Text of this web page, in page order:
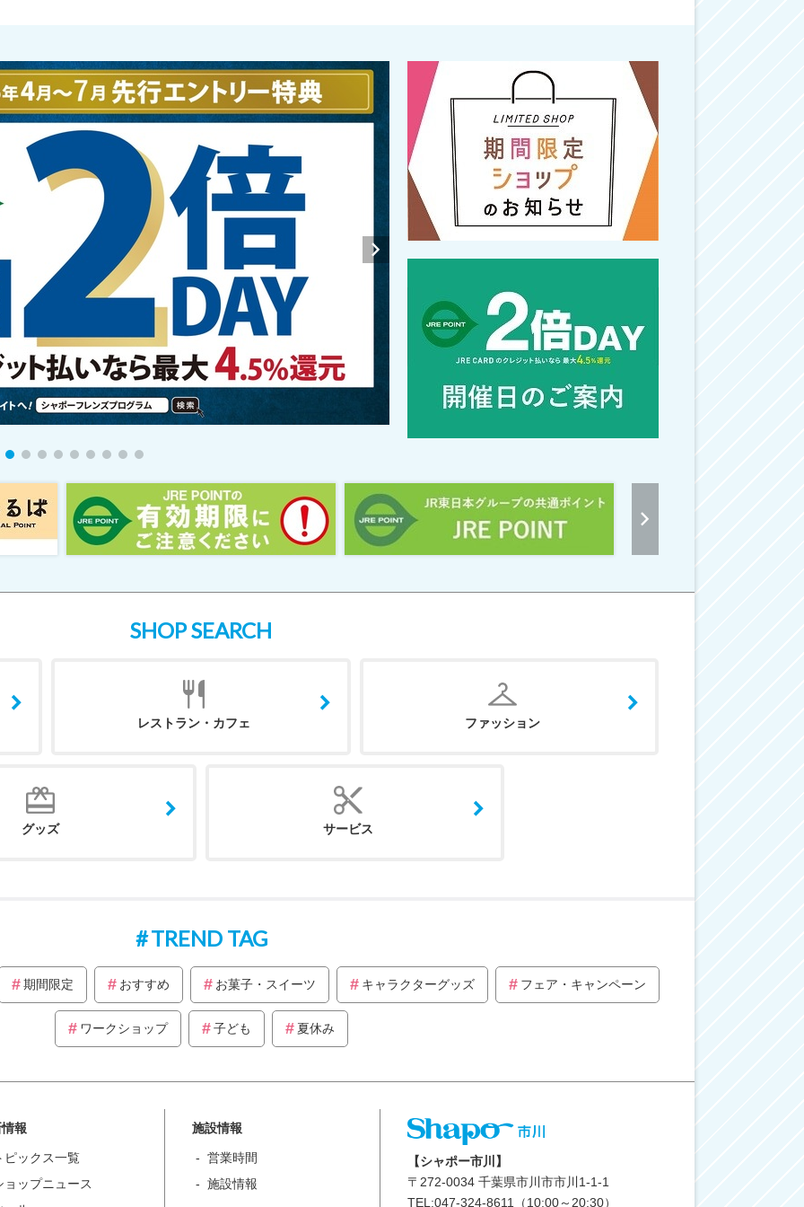
SHOP SEARCH
レストラン・カフェ ファッション
グッズ サービス
TREND TAG
期間限定 おすすめ お菓子・スイーツ キャラクターグッズ フェア・キャンペーン
ワークショップ 子ども 夏休み
報
ピックス一覧
ョップニュース
施設情報
営業時間
施設情報
【シャポー市川】
〒 272-0034 千葉県市川市市川1-1-1
TEL:047-324-8611（10:00～20:30）